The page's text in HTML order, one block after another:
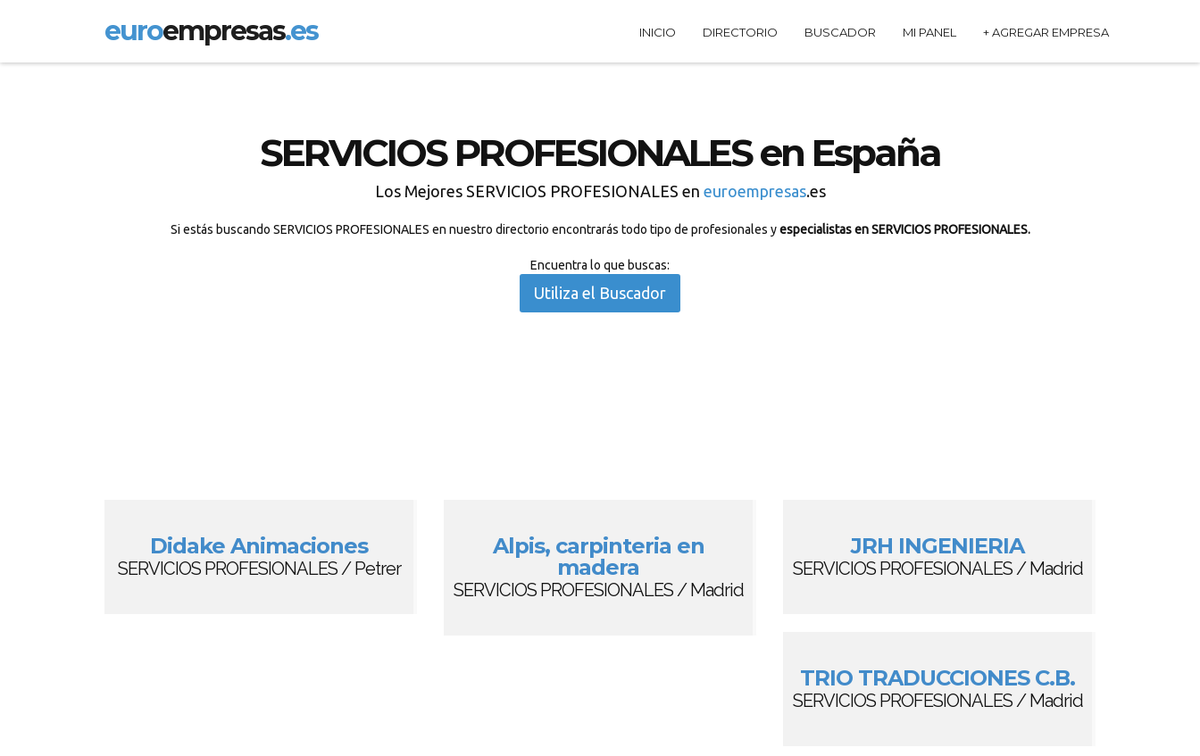
euroempresas.es INICIO DIRECTORIO BUSCADOR MI PANEL + AGREGAR EMPRESA
SERVICIOS PROFESIONALES en España
Los Mejores SERVICIOS PROFESIONALES en euroempresas.es
Si estás buscando SERVICIOS PROFESIONALES en nuestro directorio encontrarás todo tipo de profesionales yespecialistas en SERVICIOS PROFESIONALES.
Encuentra lo que buscas:
Utiliza el Buscador
Didake Animaciones
SERVICIOS PROFESIONALES / Petrer
Alpis, carpinteria en
madera
SERVICIOS PROFESIONALES / Madrid
JRH INGENIERIA
SERVICIOS PROFESIONALES / Madrid
TRIO TRADUCCIONES C.B.
SERVICIOS PROFESIONALES / Madrid